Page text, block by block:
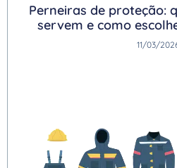
Perneiras de proteção:
servem e como
11/03/